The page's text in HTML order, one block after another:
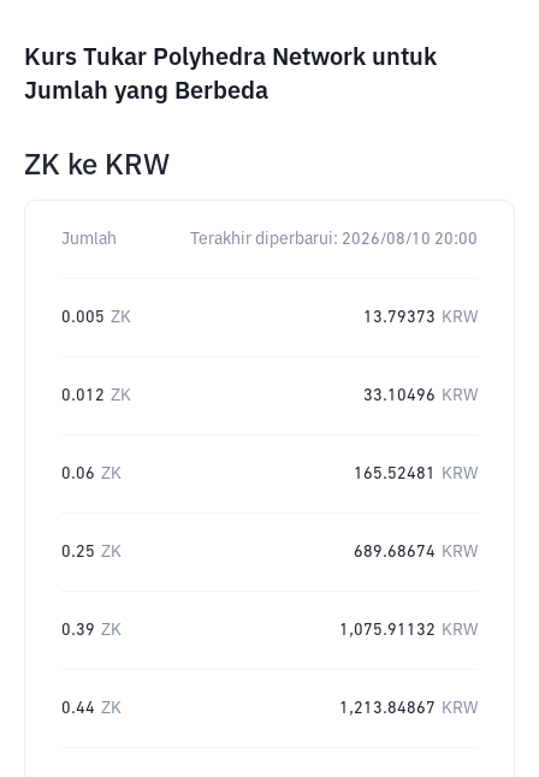
Kurs Tukar Polyhedra Network untuk
Jumlah yang Berbeda
ZK ke KRW
Jumlah Terakhir diperbarui: 2026/08/10 20:00
0.005 ZK 13.79373 KRW
0.012 ZK 33.10496 KRW
0.06 ZK 165.52481 KRW
0.25 ZK 689.68674 KRW
0.39 ZK 1,075.91132 KRW
0.44 ZK 1,213.84867 KRW